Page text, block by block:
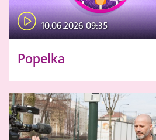
10.06.2026 09:35
Popelka